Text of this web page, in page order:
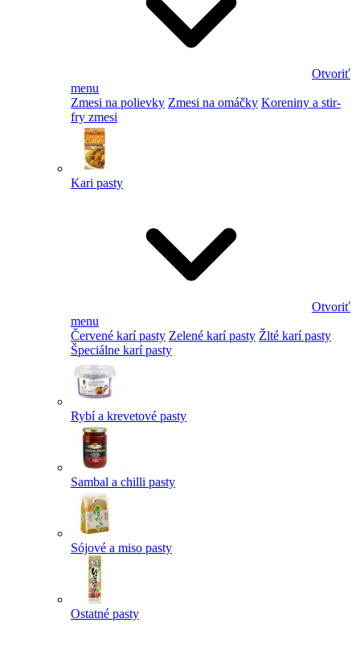
Otvoriť
menu
Zmesi na polievky Zmesi na omáčky Koreniny a stir-
fry zmesi
Kari pasty
Otvoriť
menu
Červené karí pasty Zelené karí pasty Žlté karí pasty
Špeciálne karí pasty
Rybí a krevetové pasty
Sambal a chilli pasty
Sójové a miso pasty
Ostatné pasty